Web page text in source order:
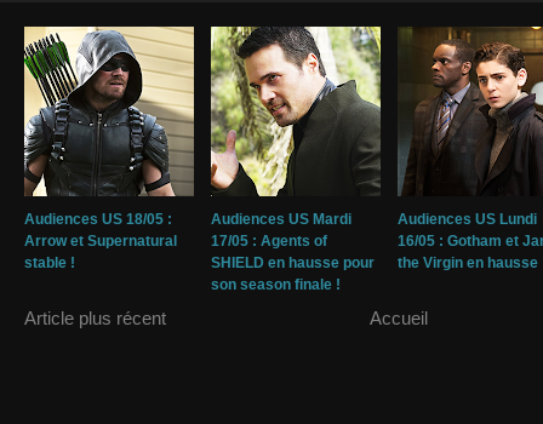
Audiences US 18/05 :
Arrow et Supernatural
stable !
Audiences US Mardi
17/05 : Agents of
SHIELD en hausse pour
son season finale !
Audiences US Lundi
16/05 : Gotham et
the Virgin en hausse
Article plus récent Accueil